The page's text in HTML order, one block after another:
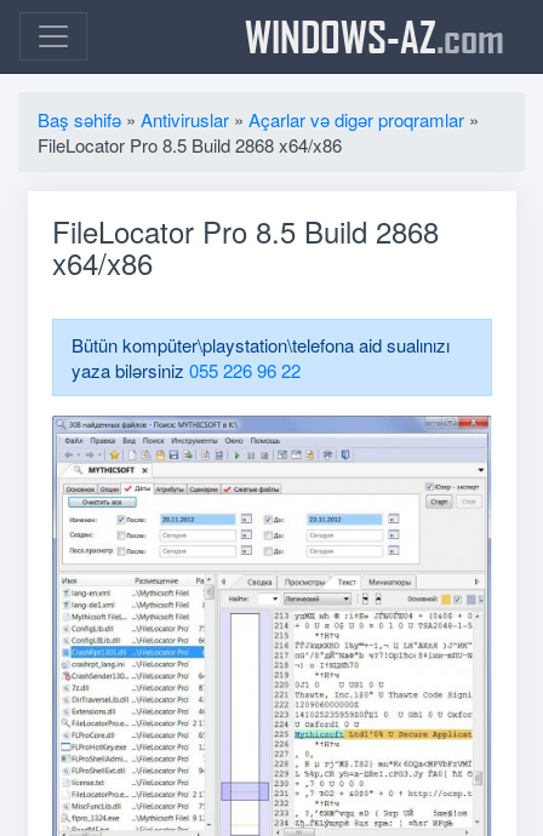
WINDOWS-AZ.com
Baş səhifə » Antiviruslar » Açarlar və digər proqramlar »
FileLocator Pro 8.5 Build 2868 x64/x86
FileLocator Pro 8.5 Build 2868
x64/x86
Bütün kompüter\playstation\telefona aid sualınızı
yaza bilərsiniz 055 226 96 22